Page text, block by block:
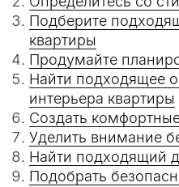
Подберите
квартиры
Продумайте
Найти подходящее
интерьера квартиры
Создать
Уделить внимание
Найти подходящий
Подобрать